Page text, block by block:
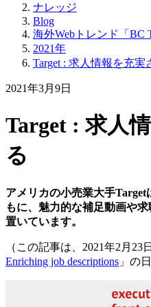
ナレッジ
Blog
海外Webトレンド「BC
2021年
Target : 求人情報を充実
2021年3月9日
Target : 求人
る
アメリカの小売業大手
もに、魅力的な補足動画や
置いています。
（この記事は、2021年2月23
Enriching job descriptions 」の